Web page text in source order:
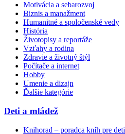
Motivácia a sebarozvoj
Biznis a manažment
Humanitné a spoločenské vedy
História
Životopisy a reportáže
Vzťahy a rodina
Zdravie a životný štýl
Počítače a internet
Hobby
Umenie a dizajn
Ďalšie kategórie
Deti a mládež
Knihorad – poradca kníh pre deti